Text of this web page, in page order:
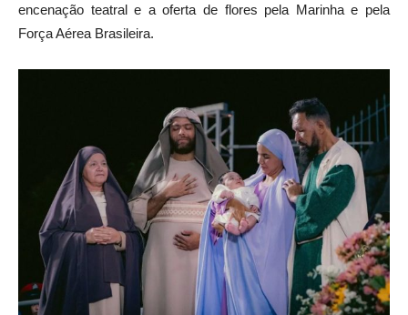
encenação teatral e a oferta de flores pela Marinha e pela
Força Aérea Brasileira.